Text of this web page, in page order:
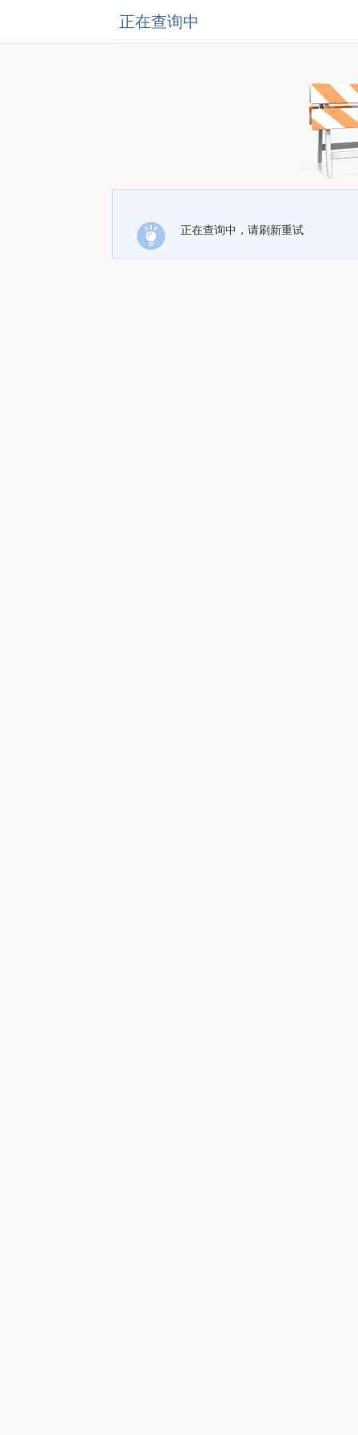
正在查询中
正在查询中，请刷新重试